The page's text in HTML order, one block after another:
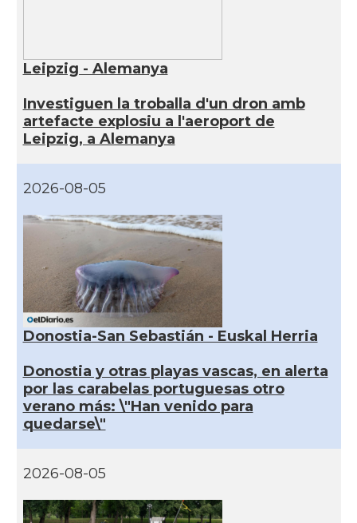
Leipzig - Alemanya
Investiguen la troballa d'un dron amb
artefacte explosiu a l'aeroport de
Leipzig, a Alemanya
2026-08-05
Donostia-San Sebastián - Euskal Herria
Donostia y otras playas vascas, en alerta
por las carabelas portuguesas otro
verano más: \"Han venido para
quedarse\"
2026-08-05